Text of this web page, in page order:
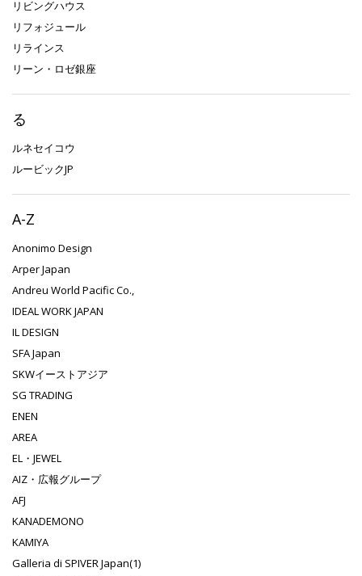
リビングハウス
リフォジュール
リラインス
リーン・ロゼ銀座
る
ルネセイコウ
ルービックJP
A-Z
Anonimo Design
Arper Japan
Andreu World Pacific Co.,
IDEAL WORK JAPAN
IL DESIGN
SFA Japan
SKWイーストアジア
SG TRADING
ENEN
AREA
EL・JEWEL
AIZ・広報グループ
AFJ
KANADEMONO
KAMIYA
Galleria di SPIVER Japan(1)